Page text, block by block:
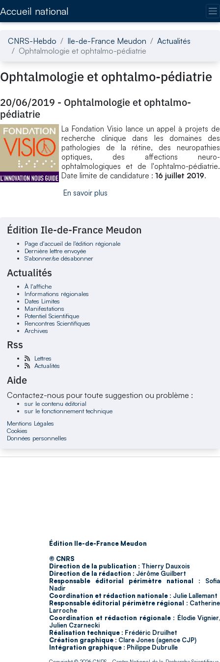
Accueil national
CNRS-Hebdo Ile-de-France Meudon
Actualités
Ophtalmologie et ophtalmo-pédiatrie
Ophtalmologie et ophtalmo-pédiatrie
20/06/2019 - Ophtalmologie et ophtalmo-
pédiatrie
La Fondation Visio lance un appel à projets de
recherche clinique dans les domaines des
pathologies de la rétine, des neuropathies
optiques, des affections neuro-
ophtalmologiques et de l'ophtalmo-pédiatrie.
Date limite de candidature : 16 juillet 2019.
En savoir plus
Édition Ile-de-France Meudon
Page d'accueil de l'édition régionale
Dernière lettre envoyée
S'abonner/se désabonner
Actualités
À l'affiche
Informations régionales
Dates Limites
Manifestations
Potentiel Scientifique
Rencontres Scientifiques
Archives
Rss
Lettres
Actualités
Aide
Contactez-nous pour toute suggestion ou problème :
sur le contenu éditorial
sur le fonctionnement technique
Mentions Légales
Cookies
Données personnelles
Édition Ile-de-France Meudon
© CNRS
Direction de la publication : Thierry Dauxois
Direction de la rédaction : Jérôme Guilbert
Responsable éditorial périmètre national : Sofia
Nadir
Coordination et rédaction nationale : Julie Lallemant
Responsable éditorial périmètre régional : Catherine
Larroche
Coordination et rédaction régionale : Élodie Vignier,
Julien Czarnecki
Réalisation technique : Frédéric Druilhet
Création graphique : Clare Jones (agence CJP)
Intégration graphique : Philippe Dubrulle